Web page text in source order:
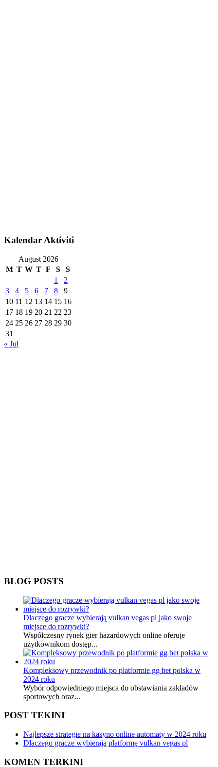
Kalendar Aktiviti
August 2026
M T W T F S
S
1
2
3
4 5 6 7 8
9
10 11 12 13 14 15 16
17 18 19 20 21 22 23
24 25 26 27 28 29 30
31
« Jul
BLOG POSTS
Dlaczego gracze wybierają vulkan vegas pl jako swoje
miejsce do rozrywki?
Współczesny rynek gier hazardowych online oferuje
użytkownikom dostęp...
Kompleksowy przewodnik po platformie gg bet polska w
2024 roku
Wybór odpowiedniego miejsca do obstawiania zakładów
sportowych oraz...
POST TEKINI
Najlepsze strategie na kasyno online automaty w 2024 roku
Dlaczego gracze wybierają platformę vulkan vegas pl
KOMEN TERKINI